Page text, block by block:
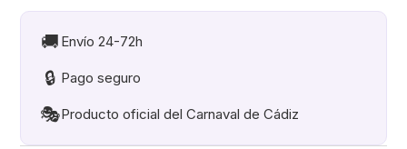
GTF
🚚 Envío 24-72h
🔒 Pago seguro
🎭Producto oficial del Carnaval de Cádiz